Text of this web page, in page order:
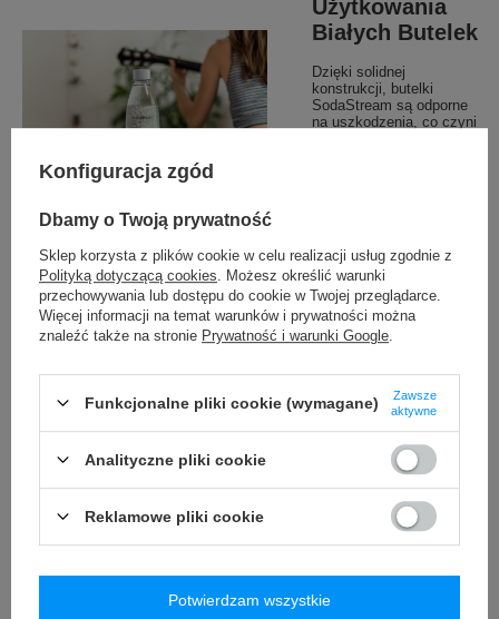
Użytkowania
Białych Butelek
Dzięki solidnej
konstrukcji, butelki
SodaStream są odporne
na uszkodzenia, co czyni
bezpieczeństwo
użytkowania, niezależnie
od okazji.
Konserwacja
Konfiguracja zgód
Dbamy o Twoją prywatność
Sklep korzysta z plików cookie w celu realizacji usług zgodnie z
Polityką dotyczącą cookies . Możesz określić warunki
przechowywania lub dostępu do cookie w Twojej przeglądarce.
Więcej informacji na temat warunków i prywatności można
znaleźć także na stronie Prywatność i warunki Google
Funkcjonalne pliki cookie (wymagane)
Zawsze
aktywne
Analityczne pliki cookie
Reklamowe pliki cookie
Potwierdzam wszystkie